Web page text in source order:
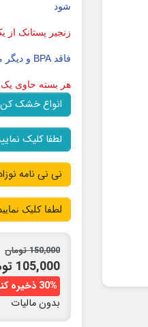
شود
زنجیر پستانک
فاقد BPA و دیگر مواد مضر شیمیایی
هر بسته حاوی یک
انواع خشک کن
لطفا کلیک
نی نی نامه
لطفا کلیک نمایید
150,000 تومان
105,000 تومان
30% ذخیره کنید
بدون مالیات